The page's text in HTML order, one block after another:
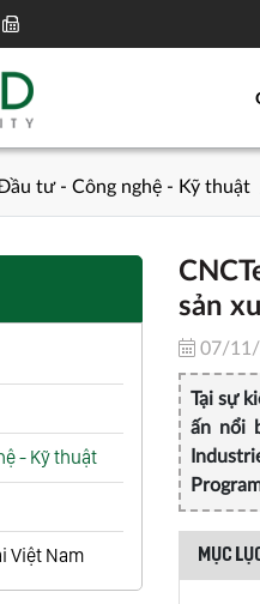
tư - Công nghệ - Kỹ thuật
- Kỹ thuật
Việt Nam
sản
07/
Tại sự
ấn nổi
MỤC